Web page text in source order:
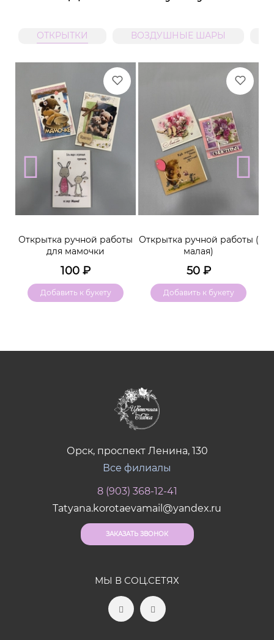
ОТКРЫТКИ ВОЗДУШНЫЕ ШАРЫ
Открытка ручной работы
для мамочки
100 ₽
Добавить к букету
Открытка ручной работы (
малая)
50₽
Добавить к букету
Орск, проспект Ленина, 130
Все филиалы
8 (903) 368-12-41
Tatyana.korotaevamail@yandex.ru
ЗАКАЗАТЬ ЗВОНОК
МЫ В СОЦ.СЕТЯХ